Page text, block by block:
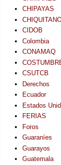
CHIPAYAS
CIDOB
Colombia
CONAMAQ
CSUTCB
Derechos
Ecuador
Estados
FERIAS
Foros
Guaraníes
Guarayos
Guatemala